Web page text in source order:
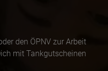
den ÖPNV zur Arbeit
mit Tankgutscheinen